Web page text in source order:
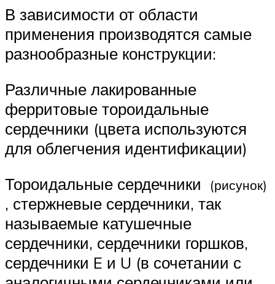
В зависимости от области
применения производятся самые
разнообразные конструкции:
Различные лакированные
ферритовые тороидальные
сердечники (цвета используются
для облегчения идентификации)
Тороидальные сердечники
(рисунок)
, стержневые сердечники, так
называемые катушечные
сердечники, сердечники горшков,
сердечники E и U (в сочетании с